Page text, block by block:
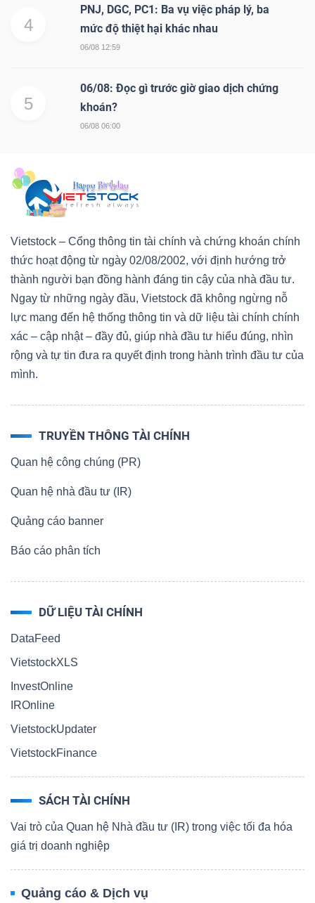
4
PNJ, DGC, PC1: Ba vụ việc pháp lý, ba
mức độ thiệt hại khác nhau
06/08 12:59
5
06/08: Đọc gì trước giờ giao dịch chứng
khoán?
06/08 06:00
Vietstock – Cổng thông tin tài chính và chứng khoán chính
thức hoạt động từ ngày 02/08/2002, với định hướng trở
thành người bạn đồng hành đáng tin cậy của nhà đầu tư.
Ngay từ những ngày đầu, Vietstock đã không ngừng nỗ
lực mang đến hệ thống thông tin và dữ liệu tài chính chính
xác – cập nhật – đầy đủ, giúp nhà đầu tư hiểu đúng, nhìn
rộng và tự tin đưa ra quyết định trong hành trình đầu tư của
mình.
TRUYỀN THÔNG TÀI CHÍNH
Quan hệ công chúng (PR)
Quan hệ nhà đầu tư (IR)
Quảng cáo banner
Báo cáo phân tích
DỮ LIỆU TÀI CHÍNH
DataFeed
VietstockXLS
InvestOnline
IROnline
VietstockUpdater
VietstockFinance
SÁCH TÀI CHÍNH
Vai trò của Quan hệ Nhà đầu tư (IR) trong việc tối đa hóa
giá trị doanh nghiệp
Quảng cáo & Dịch vụ